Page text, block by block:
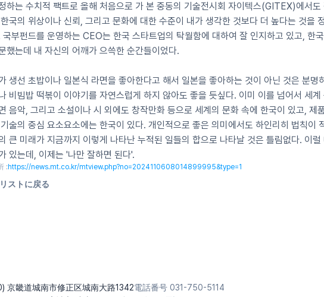
하는 수치적 팩트로 올해 처음으로 가 본 중동의 기술전시회 자이텍스(GITEX)에서
국의 위상이나 신뢰, 그리고 문화에 대한 수준이 내가 생각한 것보다 더 높다는 것을
국부펀드를 운영하는 CEO는 한국 스타트업의 탁월함에 대하여 잘 인지하고 있고, 한
했는데 내 자신의 어깨가 으쓱한 순간들이었다.
생선 초밥이나 일본식 라면을 좋아한다고 해서 일본을 좋아하는 것이 아닌 것은 분명
비빔밥 떡볶이 이야기를 자연스럽게 하지 않아도 좋을 듯싶다. 이미 이를 넘어서 세
음악, 그리고 소설이나 시 외에도 창작만화 등으로 세계의 문화 속에 한국이 있고, 제
술의 중심 요소요소에는 한국이 있다. 개인적으로 좋은 의미에서도 하인리히 법칙이
큰 미래가 지금까지 이렇게 나타난 누적된 일들의 합으로 나타날 것은 틀림없다. 이
있는데, 이제는 '나만 잘하면 된다'.
: https://news.mt.co.kr/mtview.php?no=2024110608014899995&type=1
リストに戻る
京畿道城南市修正区城南大路1342電話番号 031-750-5114